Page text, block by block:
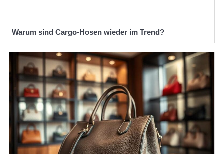
Warum sind Cargo-Hosen wieder im Trend?